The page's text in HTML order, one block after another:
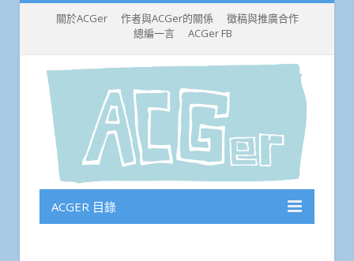
關於ACGer 作者與ACGer的關係
徵稿與推廣合作
總編一言
ACGer FB
ACGER 目錄